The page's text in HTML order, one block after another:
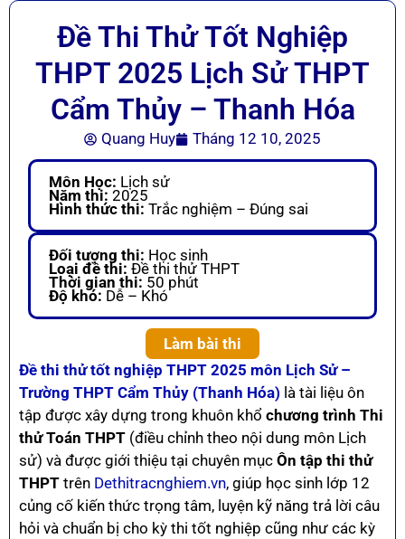
Đề Thi Thử Tốt Nghiệp
THPT 2025 Lịch Sử THPT
Cẩm Thủy – Thanh Hóa
Quang Huy Tháng 12 10, 2025
Môn Học: Lịch sử
Năm thi: 2025
Hình thức thi: Trắc nghiệm – Đúng sai
Đối tượng thi: Học sinh
Loại đề thi: Đề thi thử THPT
Thời gian thi: 50 phút
Độ khó: Dễ – Khó
Làm bài thi
Đề thi thử tốt nghiệp THPT 2025 môn Lịch Sử –
Trường THPT Cẩm Thủy (Thanh Hóa) là tài liệu ôn
tập được xây dựng trong khuôn khổ chương trình Thi
thử Toán THPT (điều chỉnh theo nội dung môn Lịch
sử) và được giới thiệu tại chuyên mục Ôn tập thi thử
THPT trên Dethitracnghiem.vn, giúp học sinh lớp 12
củng cố kiến thức trọng tâm, luyện kỹ năng trả lời câu
hỏi và chuẩn bị cho kỳ thi tốt nghiệp cũng như các kỳ